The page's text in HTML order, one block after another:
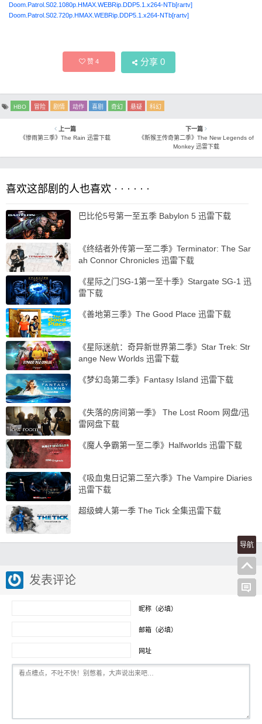
Doom.Patrol.S02.1080p.HMAX.WEBRip.DDP5.1.x264-NTb[rartv]
Doom.Patrol.S02.720p.HMAX.WEBRip.DDP5.1.x264-NTb[rartv]
赞4 分享 0
HBO 冒险 剧情 动作 喜剧 奇幻 悬疑 科幻
上一篇
《惨雨第三季》The Rain 迅雷下载
下一篇
《新猴王传奇第二季》The New Legends of
Monkey 迅雷下载
喜欢这部剧的人也喜欢 · · · · · ·
巴比伦5号第一至五季 Babylon 5 迅雷下载
《终结者外传第一至二季》Terminator: The Sar
ah Connor Chronicles 迅雷下载
《星际之门SG-1第一至十季》Stargate SG-1 迅
雷下载
《善地第三季》The Good Place 迅雷下载
《星际迷航：奇异新世界第二季》Star Trek: Str
ange New Worlds 迅雷下载
《梦幻岛第二季》Fantasy Island 迅雷下载
《失落的房间第一季》 The Lost Room 网盘/迅
雷网盘下载
《魔人争霸第一至二季》Halfworlds 迅雷下载
《吸血鬼日记第二至六季》The Vampire Diaries
迅雷下载
超级蜱人第一季 The Tick 全集迅雷下载
发表评论
昵称（必填）
邮箱（必填）
网址
导航